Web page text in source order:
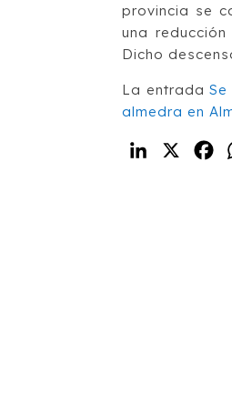
provincia se
una
Dicho
La entrada
almedra en
LinkedIn
X